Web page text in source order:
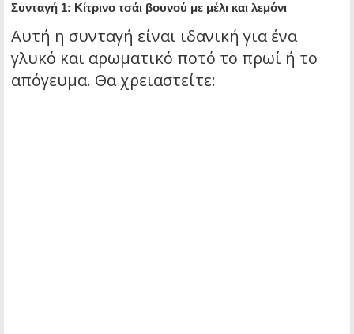
Συνταγή 1: Κίτρινο τσάι βουνού με μέλι και λεμόνι
Αυτή η συνταγή είναι ιδανική για ένα
γλυκό και αρωματικό ποτό το πρωί ή το
απόγευμα. Θα χρειαστείτε: